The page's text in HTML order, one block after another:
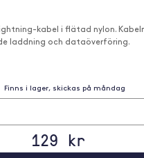
kabel i flätad nylon.
laddning och dataöverföring.
Finns i lager, skickas på måndag
129 kr